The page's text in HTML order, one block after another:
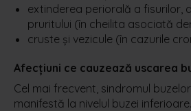
extinderea periorală a fisurilor,
pruritului (în cheilita asociată
cruste și vezicule (în cazurile
Afecțiuni ce cauzează uscarea
Cel mai frecvent, sindromul
manifestă la nivelul buzei